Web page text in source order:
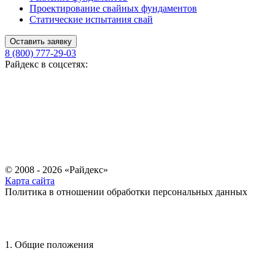
Проектирование свайных фундаментов
Статические испытания свай
Оставить заявку
8 (800) 777-29-03
Райдекс в соцсетях:
© 2008 - 2026 «Райдекс»
Карта сайта
Политика в отношении обработки персональных данных
1. Общие положения